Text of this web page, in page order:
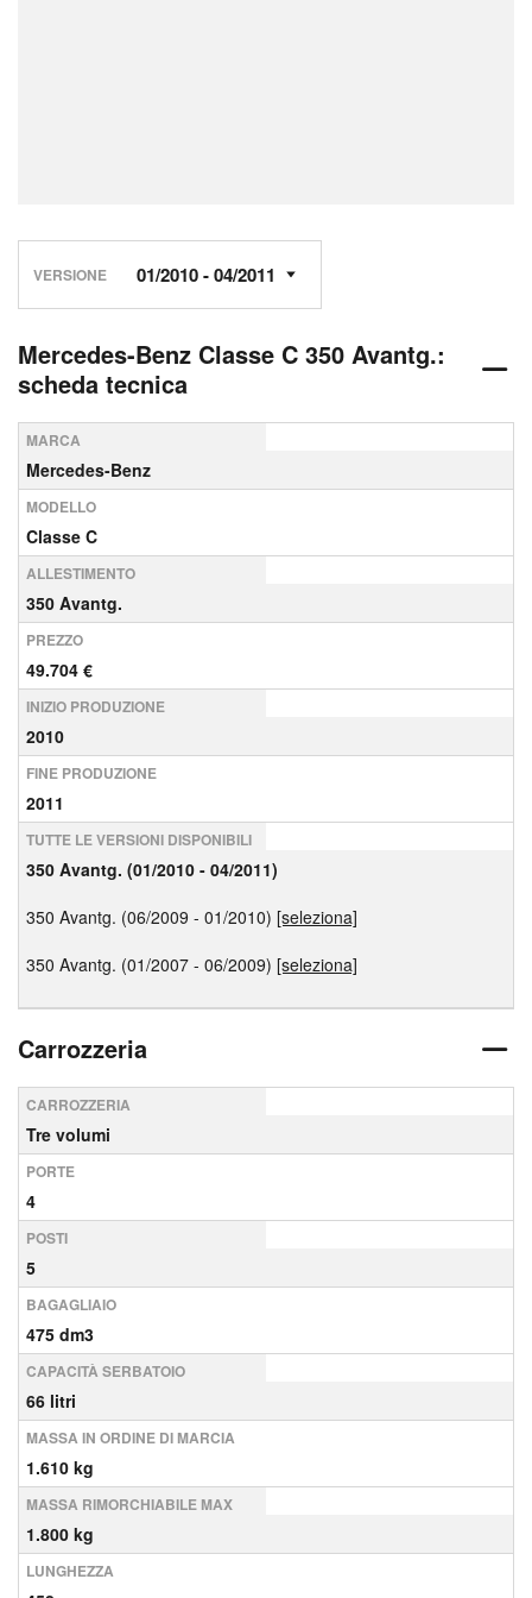
VERSIONE
Mercedes-Benz Classe C 350 Avantg.:
scheda tecnica
MARCA
Mercedes-Benz
MODELLO
Classe C
ALLESTIMENTO
350 Avantg.
PREZZO
49.704 €
INIZIO PRODUZIONE
2010
FINE PRODUZIONE
2011
TUTTE LE VERSIONI DISPONIBILI
350 Avantg. (01/2010 - 04/2011)
350 Avantg. (06/2009 - 01/2010) [seleziona]
350 Avantg. (01/2007 - 06/2009) [seleziona]
Carrozzeria
CARROZZERIA
Tre volumi
PORTE
4
POSTI
5
BAGAGLIAIO
475 dm3
CAPACITÀ SERBATOIO
66 litri
MASSA IN ORDINE DI MARCIA
1.610 kg
MASSA RIMORCHIABILE MAX
1.800 kg
LUNGHEZZA